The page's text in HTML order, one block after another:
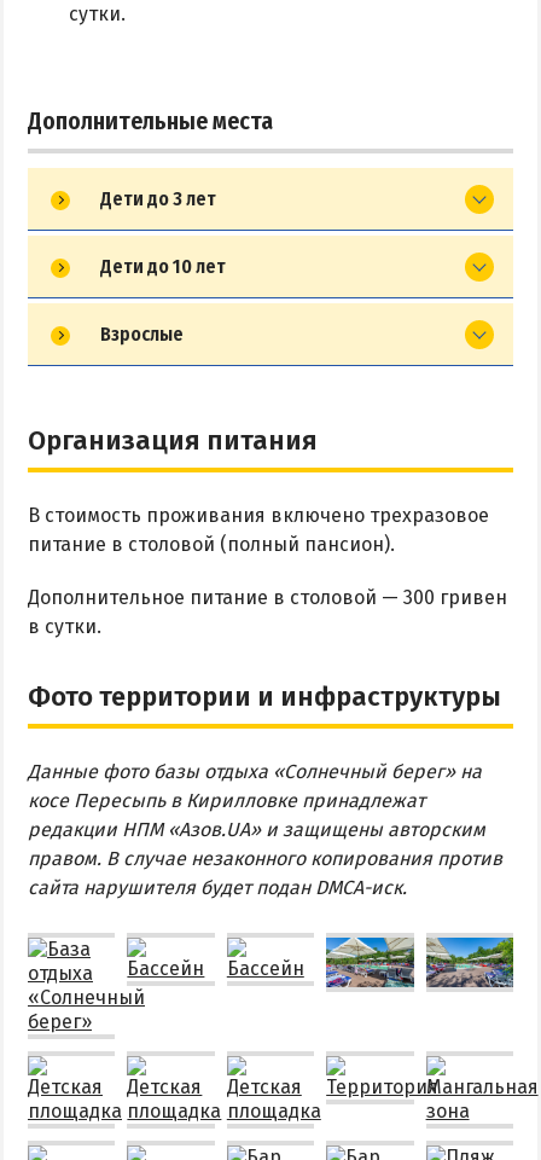
сутки.
Дополнительные места
Дети до 3 лет
Дети до 10 лет
Взрослые
Организация питания
В стоимость проживания включено трехразовое
питание в столовой (полный пансион).
Дополнительное питание в столовой — 300 гривен
в сутки.
Фото территории и инфраструктуры
Данные фото базы отдыха «Солнечный берег» на
косе Пересыпь в Кирилловке принадлежат
редакции НПМ «Азов.UA» и защищены авторским
правом. В случае незаконного копирования против
сайта нарушителя будет подан DMCA-иск.